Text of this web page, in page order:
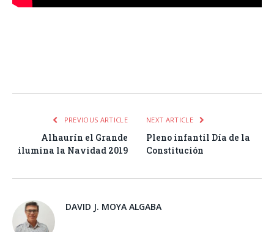
PREVIOUS ARTICLE
Alhaurín el Grande
ilumina la Navidad 2019
NEXT ARTICLE
Pleno infantil Día de la
Constitución
DAVID J. MOYA ALGABA